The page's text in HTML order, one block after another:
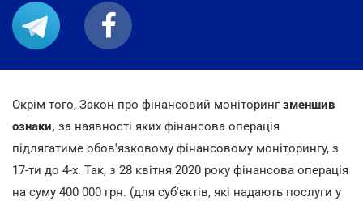
Окрім того, Закон про фінансовий моніторингзменшив
ознаки, за наявності яких фінансова операція
підлягатиме обов'язковому фінансовому моніторингу, з
17-ти до 4-х. Так, з 28 квітня 2020 року фінансова операція
на суму 400 000 грн. (для суб'єктів, які надають послуги у